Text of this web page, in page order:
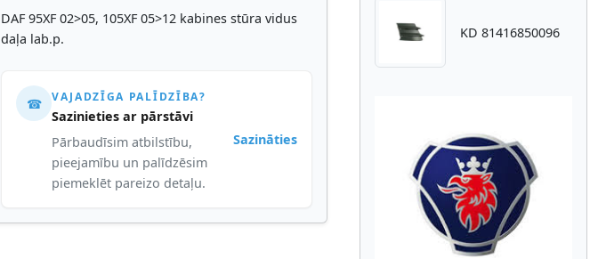
DAF 95XF 02>05, 105XF 05>12 kabines stūra vidus
daļa lab.p.
☎ VAJADZĪGA PALĪDZĪBA?
Sazinieties ar pārstāvi
Pārbaudīsim atbilstību,
pieejamību un palīdzēsim
piemeklēt pareizo detaļu.
Sazināties
KD 81416850096
Atpakaļ